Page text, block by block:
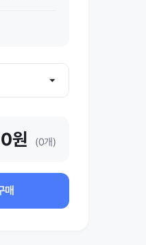
0원 (0개)
매